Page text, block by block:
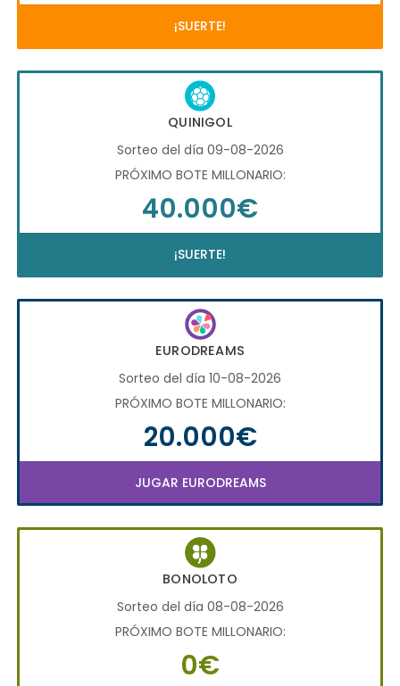
¡SUERTE!
QUINIGOL
Sorteo del día 09-08-2026
PRÓXIMO BOTE MILLONARIO:
40.000€
¡SUERTE!
EURODREAMS
Sorteo del día 10-08-2026
PRÓXIMO BOTE MILLONARIO:
20.000€
JUGAR EURODREAMS
BONOLOTO
Sorteo del día 08-08-2026
PRÓXIMO BOTE MILLONARIO:
0€